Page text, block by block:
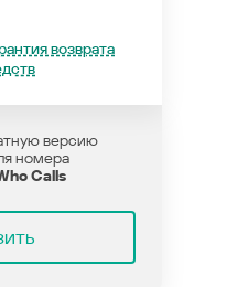
возврата
версию
номера
Calls